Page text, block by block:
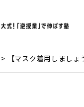
> 【マスク着用しまし